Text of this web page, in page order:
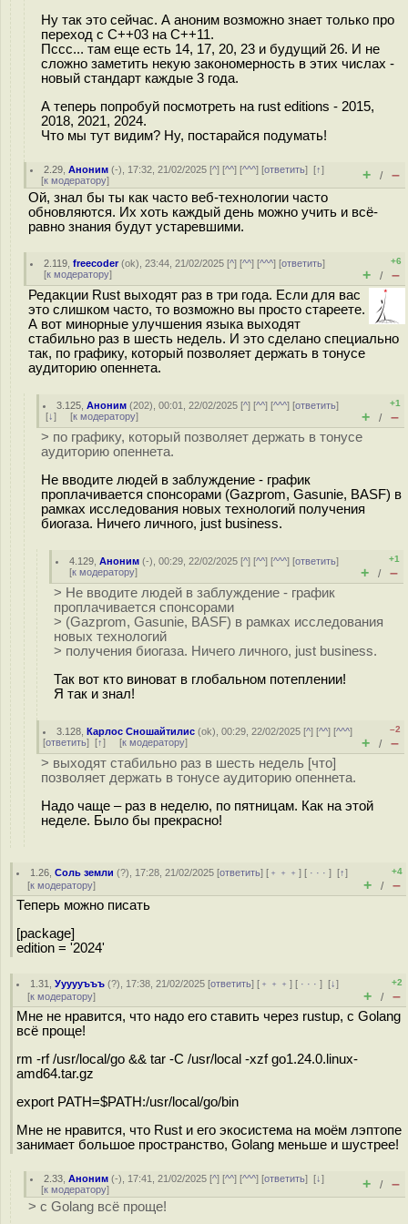
Ну так это сейчас. А аноним возможно знает только про
переход с C++03 на C++11.
Пссс... там еще есть 14, 17, 20, 23 и будущий 26. И не
сложно заметить некую закономерность в этих числах -
новый стандарт каждые 3 года.
А теперь попробуй посмотреть на rust editions - 2015,
2018, 2021, 2024.
Что мы тут видим? Ну, постарайся подумать!
2.29 ,Аноним (-), 17:32, 21/02/2025 [^] [^^] [^^^] [ответить][↑]
[к модератору] + / –
Ой, знал бы ты как часто веб-технологии часто
обновляются. Их хоть каждый день можно учить и всё-
равно знания будут устаревшими.
2.119 ,freecoder(ok), 23:44, 21/02/2025 [^] [^^] [^^^] [ответить]
[к модератору]
+6
+ / –
Редакции Rust выходят раз в три года. Если для вас
это слишком часто, то возможно вы просто стареете.
А вот минорные улучшения языка выходят
стабильно раз в шесть недель. И это сделано специально
так, по графику, который позволяет держать в тонусе
аудиторию опеннета.
3.125 ,Аноним (202), 00:01, 22/02/2025 [^] [^^] [^^^] [ответить]
[↓] [к модератору]
+1
+ / –
> по графику, который позволяет держать в тонусе
аудиторию опеннета.
Не вводите людей в заблуждение - график
проплачивается спонсорами (Gazprom, Gasunie, BASF) в
рамках исследования новых технологий получения
биогаза. Ничего личного, just business.
4.129 ,Аноним (-), 00:29, 22/02/2025 [^] [^^] [^^^] [ответить]
[к модератору]
+1
+ / –
> Не вводите людей в заблуждение - график
проплачивается спонсорами
> (Gazprom, Gasunie, BASF) в рамках исследования
новых технологий
> получения биогаза. Ничего личного, just business.
Так вот кто виноват в глобальном потеплении!
Я так и знал!
3.128 ,Карлос Сношайтилис (ok), 00:29, 22/02/2025 [^] [^^] [^^^]
[ответить] [↑] [к модератору]
–2
+ / –
> выходят стабильно раз в шесть недель [что]
позволяет держать в тонусе аудиторию опеннета.
Надо чаще – раз в неделю, по пятницам. Как на этой
неделе. Было бы прекрасно!
1.26 ,Соль земли (?), 17:28, 21/02/2025 [ответить] [ ﹢﹢﹢] [ · · ·][↑]
[к модератору]
+4
+ / –
Теперь можно писать
[package]
edition = '2024'
1.31 ,Уууууъъъ (?), 17:38, 21/02/2025 [ответить] [ ﹢﹢﹢] [ · · ·][↓]
[к модератору]
+2
+ / –
Мне не нравится, что надо его ставить через rustup, с Golang
всё проще!
rm -rf /usr/local/go && tar -C /usr/local -xzf go1.24.0.linux-
amd64.tar.gz
export PATH=$PATH:/usr/local/go/bin
Мне не нравится, что Rust и его экосистема на моём лэптопе
занимает большое пространство, Golang меньше и шустрее!
2.33 ,Аноним (-), 17:41, 21/02/2025 [^] [^^] [^^^] [ответить][↓]
[к модератору] + / –
> с Golang всё проще!